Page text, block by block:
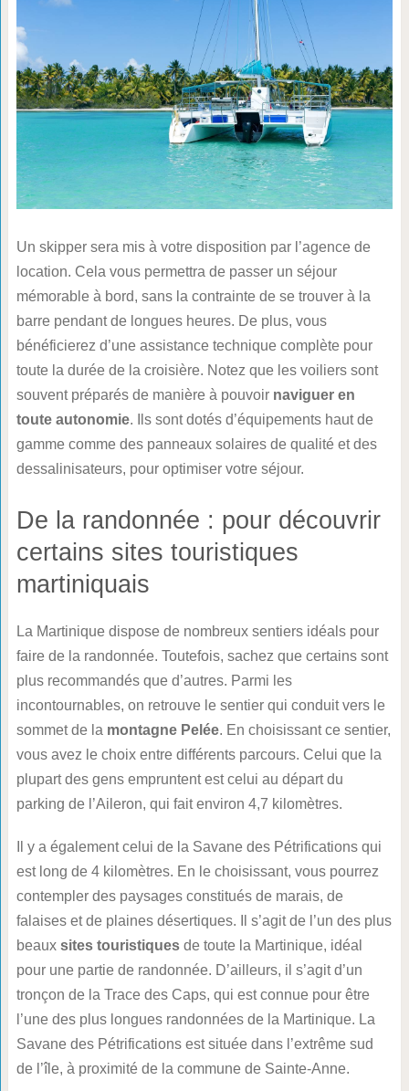
Un skipper sera mis à votre disposition par l’agence de
location. Cela vous permettra de passer un séjour
mémorable à bord, sans la contrainte de se trouver à la
barre pendant de longues heures. De plus, vous
bénéficierez d’une assistance technique complète pour
toute la durée de la croisière. Notez que les voiliers sont
souvent préparés de manière à pouvoir naviguer en
toute autonomie. Ils sont dotés d’équipements haut de
gamme comme des panneaux solaires de qualité et des
dessalinisateurs, pour optimiser votre séjour.
De la randonnée : pour découvrir
certains sites touristiques
martiniquais
La Martinique dispose de nombreux sentiers idéals pour
faire de la randonnée. Toutefois, sachez que certains sont
plus recommandés que d’autres. Parmi les
incontournables, on retrouve le sentier qui conduit vers le
sommet de la montagne Pelée. En choisissant ce sentier,
vous avez le choix entre différents parcours. Celui que la
plupart des gens empruntent est celui au départ du
parking de l’Aileron, qui fait environ 4,7 kilomètres.
Il y a également celui de la Savane des Pétrifications qui
est long de 4 kilomètres. En le choisissant, vous pourrez
contempler des paysages constitués de marais, de
falaises et de plaines désertiques. Il s’agit de l’un des plus
beaux sites touristiquesde toute la Martinique, idéal
pour une partie de randonnée. D’ailleurs, il s’agit d’un
tronçon de la Trace des Caps, qui est connue pour être
l’une des plus longues randonnées de la Martinique. La
Savane des Pétrifications est située dans l’extrême sud
de l’île, à proximité de la commune de Sainte-Anne.